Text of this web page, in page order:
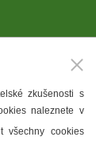
zkušenosti s
naleznete v
všechny cookies